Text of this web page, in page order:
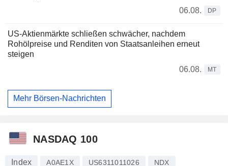
06.08.
DP
US-Aktienmärkte schließen schwächer, nachdem
Rohölpreise und Renditen von Staatsanleihen erneut
steigen
06.08.
MT
Mehr Börsen-Nachrichten
NASDAQ 100
Index A0AE1X US6311011026 NDX